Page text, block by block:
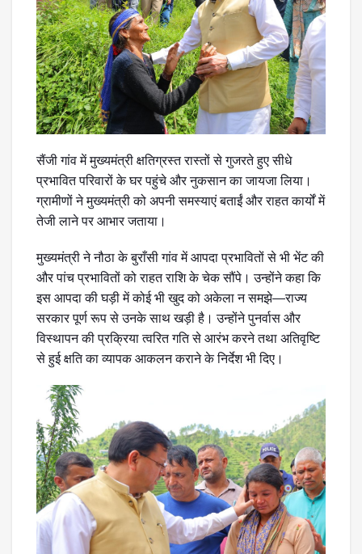
सैंजी गांव में मुख्यमंत्री क्षतिग्रस्त रास्तों से गुजरते हुए सीधे
प्रभावित परिवारों के घर पहुंचे और नुकसान का जायजा लिया।
ग्रामीणों ने मुख्यमंत्री को अपनी समस्याएं बताईं और राहत कार्यों में
तेजी लाने पर आभार जताया।
मुख्यमंत्री ने नौठा के बुराँसी गांव में आपदा प्रभावितों से भी भेंट की
और पांच प्रभावितों को राहत राशि के चेक सौंपे। उन्होंने कहा कि
इस आपदा की घड़ी में कोई भी खुद को अकेला न समझे—राज्य
सरकार पूर्ण रूप से उनके साथ खड़ी है। उन्होंने पुनर्वास और
विस्थापन की प्रक्रिया त्वरित गति से आरंभ करने तथा अतिवृष्टि
से हुई क्षति का व्यापक आकलन कराने के निर्देश भी दिए।